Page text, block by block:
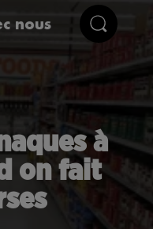
nous
à
on fait